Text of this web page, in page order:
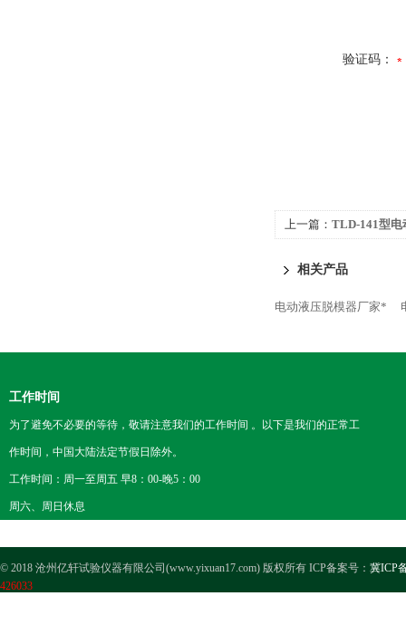
验证码：
上一篇： TLD-141型电
相关产品
电动液压脱模器厂家*
工作时间
为了避免不必要的等待，敬请注意我们的工作时间 。以下是我们的正常工
作时间，中国大陆法定节假日除外。
工作时间：周一至周五 早8：00-晚5：00
周六、周日休息
© 2018 沧州亿轩试验仪器有限公司(www.yixuan17.com) 版权所有 ICP备案号： 冀ICP
426033